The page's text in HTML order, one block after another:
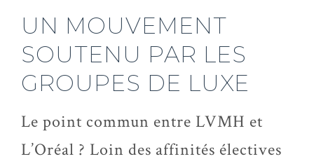
UN MOUVEMENT
SOUTENU PAR LES
GROUPES DE LUXE
Le point commun entre LVMH et
L’Oréal ? Loin des affinités électives